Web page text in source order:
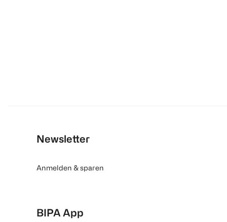
Newsletter
Anmelden & sparen
BIPA App